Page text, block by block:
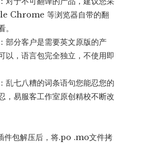
Chrome 等浏览器自带的翻
。
部分客户是需要英文原版的产
以，语言包完全独立，不使用即
乱七八糟的词条语句您能忍您的
，易服客工作室原创精校不断改
件包解压后，将.po .mo文件拷